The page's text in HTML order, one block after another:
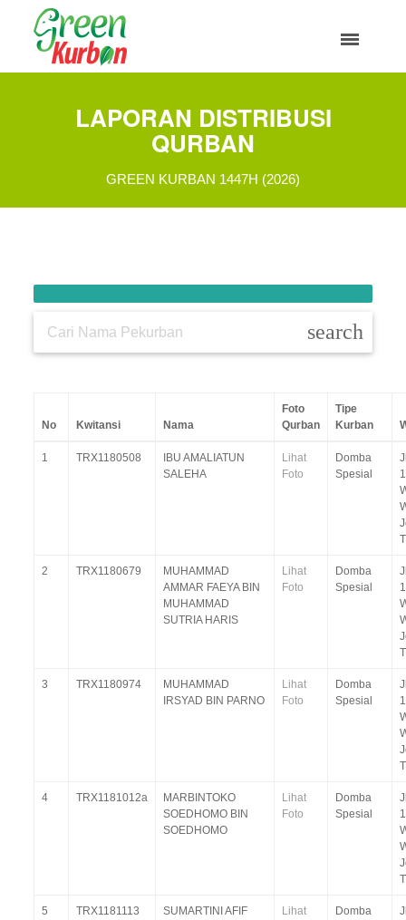
LAPORAN DISTRIBUSI
QURBAN
GREEN KURBAN 1447H (2026)
search
No Kwitansi Nama
Foto
Qurban
Tipe
Kurban
1 TRX1180508
IBU AMALIATUN
SALEHA
Lihat
Foto
Domba
Spesial
2 TRX1180679
MUHAMMAD
AMMAR FAEYA BIN
MUHAMMAD
SUTRIA HARIS
Lihat
Foto
Domba
Spesial
3 TRX1180974
MUHAMMAD
IRSYAD BIN PARNO
Lihat
Foto
Domba
Spesial
4 TRX1181012a
MARBINTOKO
SOEDHOMO BIN
SOEDHOMO
Lihat
Foto
Domba
Spesial
5 TRX1181113 SUMARTINI AFIF
Lihat
Domba